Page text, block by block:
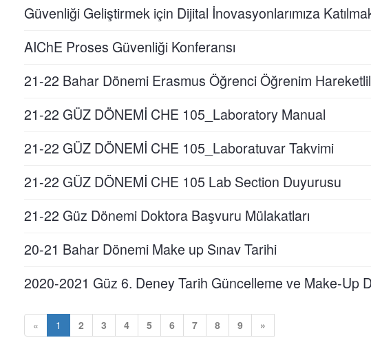
Güvenliği Geliştirmek için Dijital İnovasyonlarımıza
AIChE Proses Güvenliği Konferansı
21-22 Bahar Dönemi Erasmus Öğrenci Öğrenim
21-22 GÜZ DÖNEMİ CHE 105_Laboratory Manual
21-22 GÜZ DÖNEMİ CHE 105_Laboratuvar Takvimi
21-22 GÜZ DÖNEMİ CHE 105 Lab Section Duyurusu
21-22 Güz Dönemi Doktora Başvuru Mülakatları
20-21 Bahar Dönemi Make up Sınav Tarihi
2020-2021 Güz 6. Deney Tarih Güncelleme ve Make-Up
« 1 2 3 4 5 6 7 8 9 »